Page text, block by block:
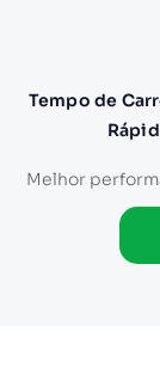
Tempo de
Melhor